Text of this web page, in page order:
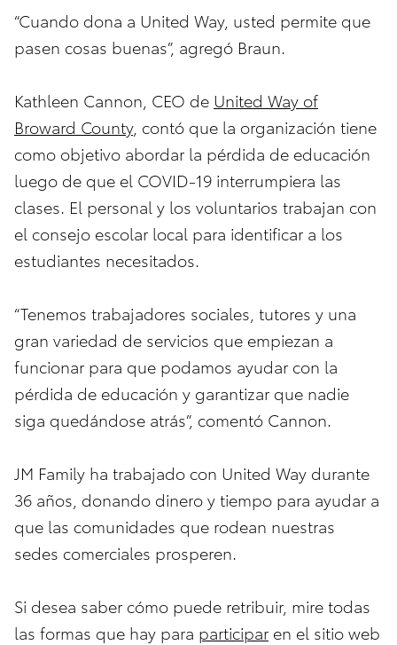
“Cuando dona a United Way, usted permite que
pasen cosas buenas”, agregó Braun.
Kathleen Cannon, CEO de United Way of
Broward County, contó que la organización tiene
como objetivo abordar la pérdida de educación
luego de que el COVID-19 interrumpiera las
clases. El personal y los voluntarios trabajan con
el consejo escolar local para identificar a los
estudiantes necesitados.
“Tenemos trabajadores sociales, tutores y una
gran variedad de servicios que empiezan a
funcionar para que podamos ayudar con la
pérdida de educación y garantizar que nadie
siga quedándose atrás”, comentó Cannon.
JM Family ha trabajado con United Way durante
36 años, donando dinero y tiempo para ayudar a
que las comunidades que rodean nuestras
sedes comerciales prosperen.
Si desea saber cómo puede retribuir, mire todas
las formas que hay para participar en el sitio web